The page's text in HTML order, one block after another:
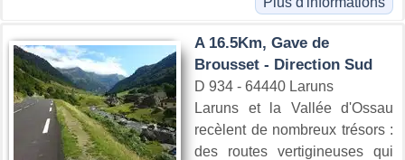
A 16.5Km, Gave de
Brousset - Direction Sud
D 934 - 64440 Laruns
Laruns et la Vallée d'Ossau
recèlent de nombreux trésors :
des routes vertigineuses qui